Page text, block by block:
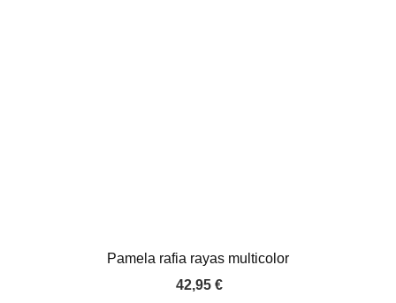
Pamela rafia rayas multicolor
42,95 €